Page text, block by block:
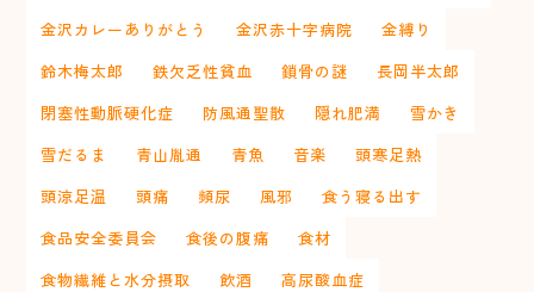
金沢カレーありがとう
金沢赤十字病院
金縛り
鈴木梅太郎
鉄欠乏性貧血 鎖骨の謎
長岡半太郎
閉塞性動脈硬化症
防風通聖散 隠れ肥満
雪かき
雪だるま
青山胤通 青魚 音楽
頭寒足熱
頭涼足温
頭痛 頻尿 風邪
食う寝る出す
食品安全委員会
食後の腹痛
食材
食物繊維と水分摂取
飲酒
高尿酸血症